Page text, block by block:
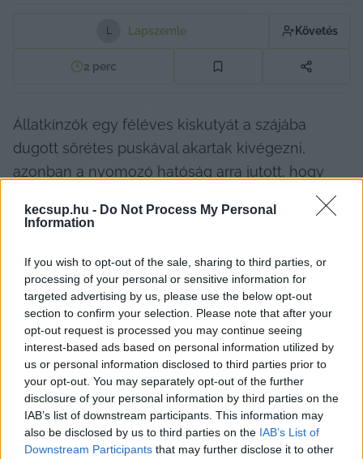
kecsup.hu - Do Not Process My Personal
Information
If you wish to opt-out of the sale, sharing to third parties, or
processing of your personal or sensitive information for
targeted advertising by us, please use the below opt-out
section to confirm your selection. Please note that after your
opt-out request is processed you may continue seeing
interest-based ads based on personal information utilized by
us or personal information disclosed to third parties prior to
your opt-out. You may separately opt-out of the further
disclosure of your personal information by third parties on the
IAB’s list of downstream participants. This information may
also be disclosed by us to third parties on the IAB’s List of
Downstream Participants that may further disclose it to other
L Lapszemle Követés
2 perc
Állatkínzók egy féléves kiskutyát a szájába
dugott sörétes puskával akartak kivégezni,
azonban a nyomozó hatóság arra jutott, hogy
akár egy autó is elüthette az ebet. Még július
közepén írta meg a HVG, hogyan szúrta el, majd
rendőrség.
A cikk megjelenése után lendült csak akcióba a
rendőrség, Ovádi Péter, az állatvédelemért
felelős fideszes kormánybiztos pedig a
rendőrségen szelfizett, megköszönve a
hatóságok hatékony munkáját. A lap
megkérdezte, ha már ott volt, sikerült-e bármi
előrelépést elérni azért, hogy a hatóságok ne